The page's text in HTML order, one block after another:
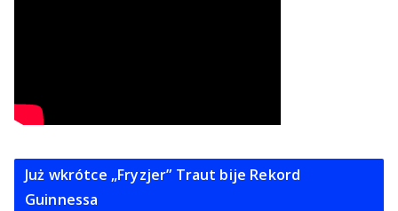
Już wkrótce „Fryzjer” Traut bije Rekord
Guinnessa